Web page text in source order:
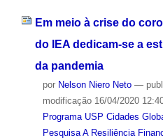
Em meio à crise do
do IEA dedicam-se a
da pandemia
por Nelson Niero Neto —
modificação16/04/2020
Programa USP Cidades
Pesquisa A Resiliência